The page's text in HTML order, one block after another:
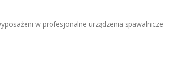
w profesjonalne urządzenia spawalnicze